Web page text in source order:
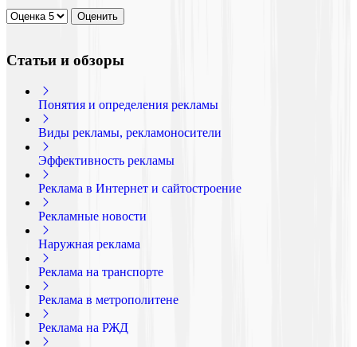
Статьи и обзоры
Понятия и определения рекламы
Виды рекламы, рекламоносители
Эффективность рекламы
Реклама в Интернет и сайтостроение
Рекламные новости
Наружная реклама
Реклама на транспорте
Реклама в метрополитене
Реклама на РЖД